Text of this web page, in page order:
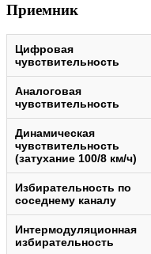
Приемник
Цифровая
чувствительность
Аналоговая
чувствительность
Динамическая
чувствительность
(затухание 100/8 км/ч)
Избирательность по
соседнему каналу
Интермодуляционная
избирательность